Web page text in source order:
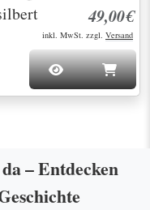
49,00€
inkl. MwSt. zzgl. Versand
– Entdecken